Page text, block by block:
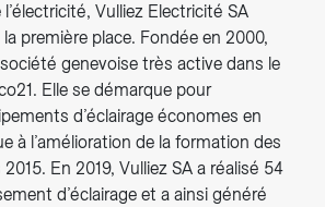
Vulliez Electricité SA
première place. Fondée en 2000,
genevoise très active dans le
Elle se démarque pour
d’éclairage économes en
à l’amélioration de la formation des
En 2019, Vulliez SA a réalisé 54
d’éclairage et a ainsi généré